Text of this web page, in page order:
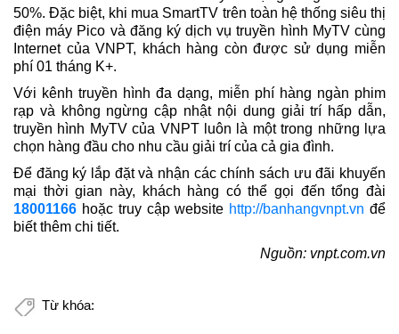
50%. Đặc biệt, khi mua SmartTV trên toàn hệ thống siêu thị
điện máy Pico và đăng ký dịch vụ truyền hình MyTV cùng
Internet của VNPT, khách hàng còn được sử dụng miễn
phí 01 tháng K+.
Với kênh truyền hình đa dạng, miễn phí hàng ngàn phim
rạp và không ngừng cập nhật nội dung giải trí hấp dẫn,
truyền hình MyTV của VNPT luôn là một trong những lựa
chọn hàng đầu cho nhu cầu giải trí của cả gia đình.
Để đăng ký lắp đặt và nhận các chính sách ưu đãi khuyến
mại thời gian này, khách hàng có thể gọi đến tổng đài
18001166 hoặc truy cập website http://banhangvnpt.vn để
biết thêm chi tiết.
Nguồn: vnpt.com.vn
Từ khóa: